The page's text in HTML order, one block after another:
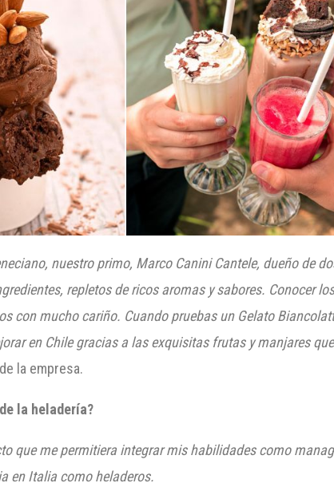
nuestro primo, Marco Canini Cantele, dueño de
repletos de ricos aromas y sabores. Conocer
con mucho cariño. Cuando pruebas un Gelato
en Chile gracias a las exquisitas frutas y manjares
la empresa.
la heladería?
que me permitiera integrar mis habilidades como
en Italia como heladeros.